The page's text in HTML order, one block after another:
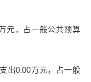
元，占一般公共预算
出0.00万元，占一般